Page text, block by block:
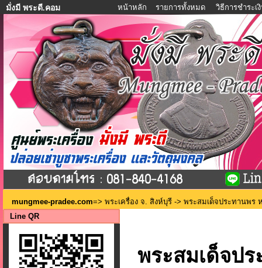
มั่งมี พระดี.คอม หน้าหลัก รายการทั้งหมด วิธีการชำระเ
mungmee-pradee.com=> พระเครื่อง จ. สิงห์บุรี -> พระสมเด็จประทานพร
Line QR
พระสมเด็จป